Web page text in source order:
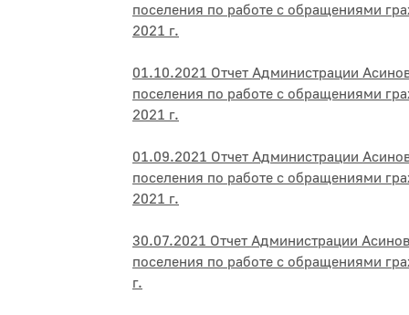
поселения по работе с обращениями
2021 г.
01.10.2021 Отчет Администрации
поселения по работе с обращениями
2021 г.
01.09.2021 Отчет Администрации
поселения по работе с обращениями
2021 г.
30.07.2021 Отчет Администрации
поселения по работе с обращениями
г.